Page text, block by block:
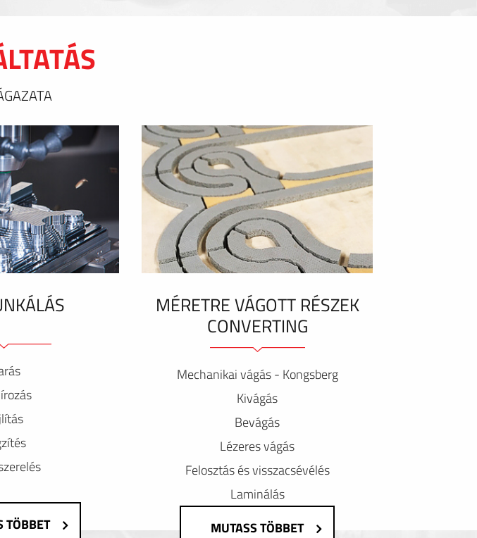
TÖBBET
MÉRETRE VÁGOTT RÉSZEK
CONVERTING
Mechanikai vágás - Kongsberg
Kivágás
Bevágás
Lézeres vágás
Felosztás és visszacsévélés
Laminálás
MUTASS TÖBBET